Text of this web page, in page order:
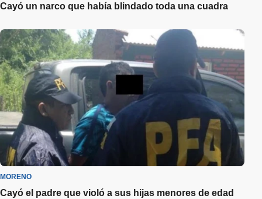
Cayó un narco que había blindado toda una cuadra
MORENO
Cayó el padre que violó a sus hijas menores de edad